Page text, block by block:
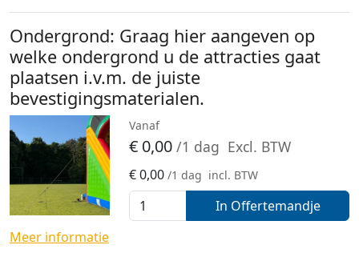
Ondergrond: Graag hier aangeven op
welke ondergrond u de attracties gaat
plaatsen i.v.m. de juiste
bevestigingsmaterialen.
Vanaf
€ 0,00 /1 dag Excl. BTW
€0,00 /1 dag incl. BTW
In Offertemandje
Meer informatie